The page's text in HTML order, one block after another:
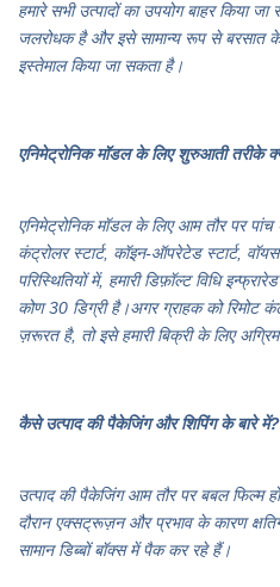
हमारे सभी उत्पादों का उपयोग बाहर किया
जलरोधक है और इसे सामान्य रूप से बरसात
इस्तेमाल किया जा सकता है।
एनिमेट्रोनिक मॉडल के लिए शुरुआती तरीके
एनिमेट्रोनिक मॉडल के लिए आम तौर पर
कंट्रोलर स्टार्ट, कॉइन-ऑपरेटेड स्टार्ट,
परिस्थितियों में, हमारी डिफ़ॉल्ट विधि
कोण 30 डिग्री है।अगर ग्राहक को रिमोट
ज़रूरत है, तो इसे हमारी बिक्री के लिए
कैसे उत्पाद की पैकेजिंग और शिपिंग के बारे में?
उत्पाद की पैकेजिंग आम तौर पर बबल फिल्म
दौरान एक्सट्रूज़न और प्रभाव के कारण
सामान डिब्बों बॉक्स में पैक कर रहे हैं।